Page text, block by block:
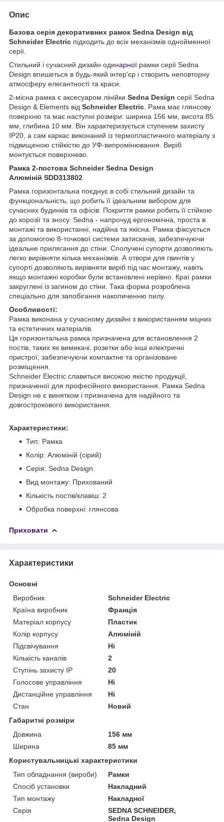
Опис
Базова серія декоративних рамок Sedna Design від
Schneider Electric підходить до всіх механізмів однойменної
серії.
Стильний і сучасний дизайн одинарної рамки серії Sedna
Design впишеться в будь-який інтер'єр і створить неповторну
атмосферу елегантності та краси.
2-місна рамка є аксесуаром лінійки Sedna Design серії Sedna
Design & Elements від Schneider Electric . Рама має глянсову
поверхню та має наступні розміри: ширина 156 мм, висота 85
мм, глибина 10 мм. Він характеризується ступенем захисту
IP20, а сам каркас виконаний із термопластичного матеріалу з
підвищеною стійкістю до УФ-випромінювання. Виріб
монтується поверхнево.
Рамка 2-постова Schneider Sedna Design
Алюміній SDD313802
Рамка горизонтальна поєднує в собі стильний дизайн та
функціональність, що робить її ідеальним вибором для
сучасних будинків та офісів. Покриття рамки робить її стійкою
до корозії та зносу. Sedna - напрочуд ергономічна, проста в
монтажі та використанні, надійна та якісна. Рамка фіксується
за допомогою 8-точкової системи затискачів, забезпечуючи
ідеальне прилягання до стіни. Сполучені супорти дозволяють
легко вирівняти кілька механізмів. А отвори для гвинтів у
супорті дозволяють вирівняти виріб під час монтажу, навіть
якщо монтажні коробки були встановлені нерівно. Краї рамки
закруглені із загином до стіни. Така форма розроблена
спеціально для запобігання накопиченню пилу.
Особливості:
Рамка виконана у сучасному дизайні з використанням міцних
та естетичних матеріалів.
Ця горизонтальна рамка призначена для встановлення 2
постів, таких як вимикачі, розетки або інші електричні
пристрої, забезпечуючи компактне та організоване
розміщення.
Schneider Electric славиться високою якістю продукції,
призначеної для професійного використання. Рамка Sedna
Design не є винятком і призначена для надійного та
довгострокового використання.
Характеристики:
Тип: Рамка
Колір: Алюміній (сірий)
Серія: Sedna Design
Вид монтажу: Прихований
Кількість постів/клавіш: 2
Обробка поверхні: глянсова
Приховати
Характеристики
Основні
Виробник
Schneider Electric
Країна виробник
Франція
Матеріал корпусу
Пластик
Колір корпусу
Алюміній
Підсвічування
Ні
Кількість каналів
2
Ступінь захисту IP
20
Голосове управління
Ні
Дистанційне управління
Ні
Стан
Новий
Габаритні розміри
Довжина
156 мм
Ширина
85 мм
Користувальницькі характеристики
Тип обладнання (вироби)
Рамки
Спосіб установки
Накладний
Тип монтажу
Накладної
Серія
SEDNA SCHNEIDER,
Sedna Design